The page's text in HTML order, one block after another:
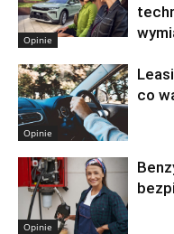
Opinie
Opinie
co
Opinie